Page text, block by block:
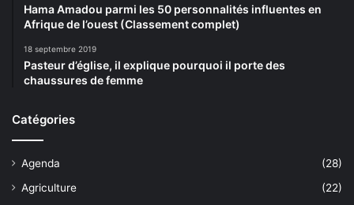
Hama Amadou parmi les 50 personnalités influentes en
Afrique de l’ouest (Classement complet)
18 septembre 2019
Pasteur d’église, il explique pourquoi il porte des
chaussures de femme
Catégories
Agenda
(28)
Agriculture
(22)